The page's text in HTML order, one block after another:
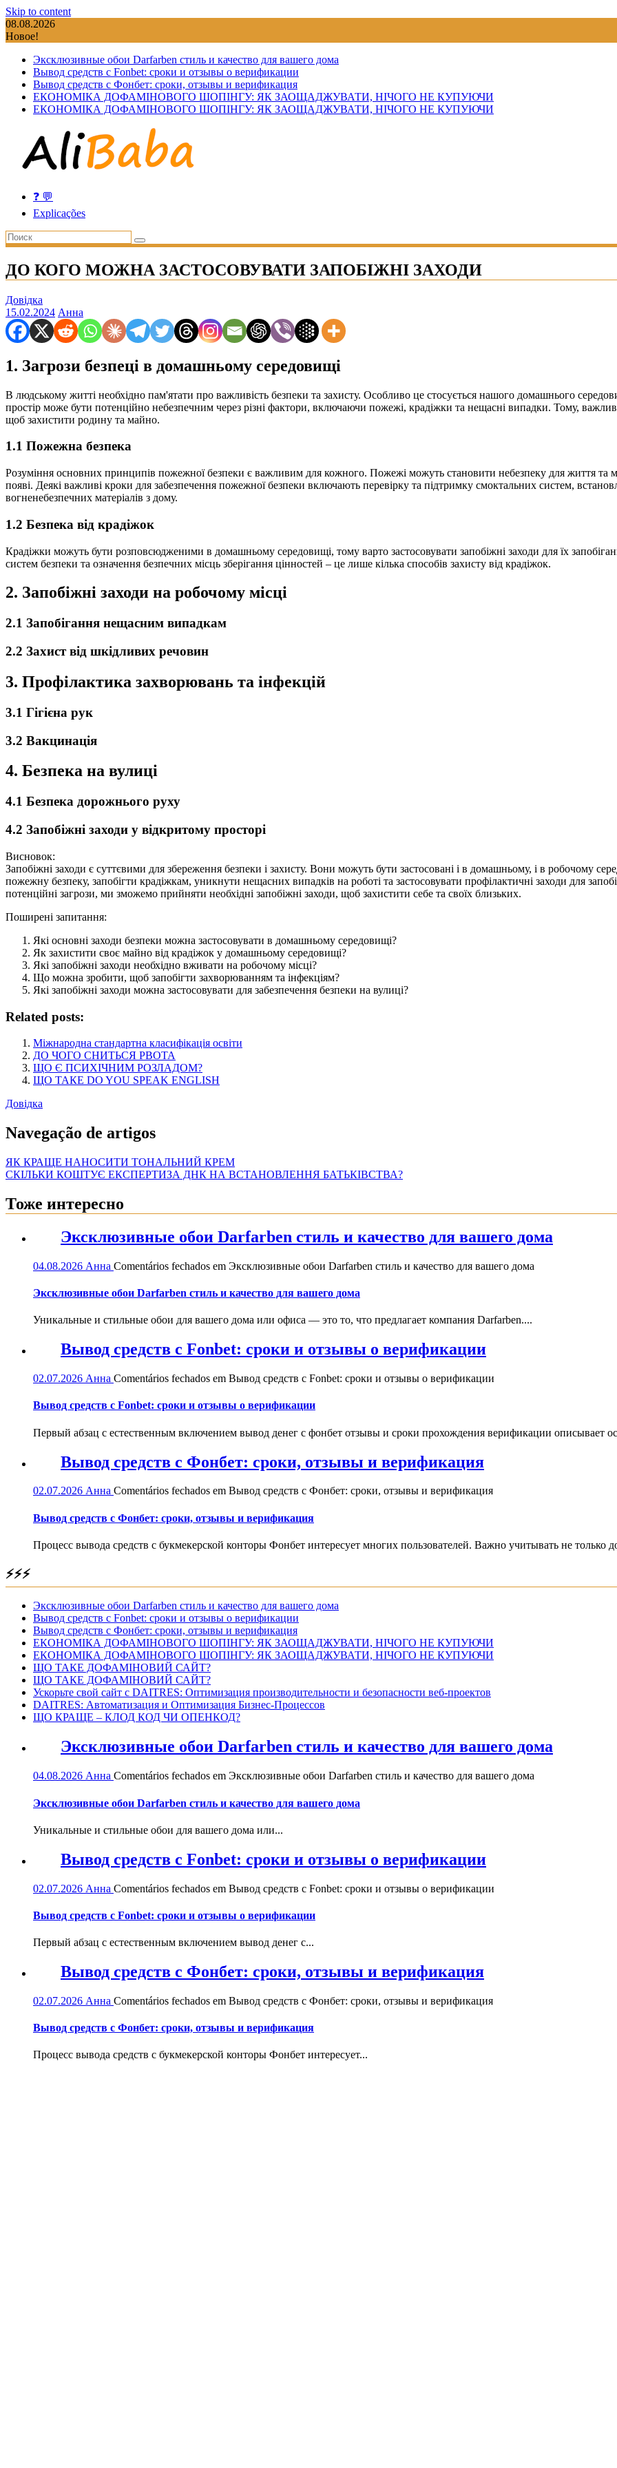
Skip to content
08.08.2026
Новое!
Эксклюзивные обои Darfarben стиль и качество для вашего дома
Вывод средств с Fonbet: сроки и отзывы о верификации
Вывод средств с Фонбет: сроки, отзывы и верификация
ЕКОНОМІКА ДОФАМІНОВОГО ШОПІНГУ: ЯК ЗАОЩАДЖУВАТИ, НІЧОГО НЕ КУПУЮЧИ
ЕКОНОМІКА ДОФАМІНОВОГО ШОПІНГУ: ЯК ЗАОЩАДЖУВАТИ, НІЧОГО НЕ КУПУЮЧИ
❓ 💬
Explicações
ДО КОГО МОЖНА ЗАСТОСОВУВАТИ ЗАПОБІЖНІ ЗАХОДИ
Довідка
15.02.2024 Анна
1. Загрози безпеці в домашньому середовищі
В людському житті необхідно пам'ятати про важливість безпеки та захисту. Особливо це стосується нашого домашнього
простір може бути потенційно небезпечним через різні фактори, включаючи пожежі, крадіжки та нещасні випадки. Тому,
щоб захистити родину та майно.
1.1 Пожежна безпека
Розуміння основних принципів пожежної безпеки є важливим для кожного. Пожежі можуть становити небезпеку для життя та
появі. Деякі важливі кроки для забезпечення пожежної безпеки включають перевірку та підтримку смоктальних систем,
вогненебезпечних матеріалів з дому.
1.2 Безпека від крадіжок
Крадіжки можуть бути розповсюдженими в домашньому середовищі, тому варто застосовувати запобіжні заходи для їх
систем безпеки та означення безпечних місць зберігання цінностей – це лише кілька способів захисту від крадіжок.
2. Запобіжні заходи на робочому місці
2.1 Запобігання нещасним випадкам
2.2 Захист від шкідливих речовин
3. Профілактика захворювань та інфекцій
3.1 Гігієна рук
3.2 Вакцинація
4. Безпека на вулиці
4.1 Безпека дорожнього руху
4.2 Запобіжні заходи у відкритому просторі
Висновок:
Запобіжні заходи є суттєвими для збереження безпеки і захисту. Вони можуть бути застосовані і в домашньому, і в робочому
пожежну безпеку, запобігти крадіжкам, уникнути нещасних випадків на роботі та застосовувати профілактичні заходи для
потенційні загрози, ми зможемо прийняти необхідні запобіжні заходи, щоб захистити себе та своїх близьких.
Поширені запитання:
Які основні заходи безпеки можна застосовувати в домашньому середовищі?
Як захистити своє майно від крадіжок у домашньому середовищі?
Які запобіжні заходи необхідно вживати на робочому місці?
Що можна зробити, щоб запобігти захворюванням та інфекціям?
Які запобіжні заходи можна застосовувати для забезпечення безпеки на вулиці?
Related posts:
Міжнародна стандартна класифікація освіти
ДО ЧОГО СНИТЬСЯ РВОТА
ЩО Є ПСИХІЧНИМ РОЗЛАДОМ?
ЩО ТАКЕ DO YOU SPEAK ENGLISH
Довідка
Navegação de artigos
ЯК КРАЩЕ НАНОСИТИ ТОНАЛЬНИЙ КРЕМ
СКІЛЬКИ КОШТУЄ ЕКСПЕРТИЗА ДНК НА ВСТАНОВЛЕННЯ БАТЬКІВСТВА?
Тоже интересно
Эксклюзивные обои Darfarben стиль и качество для вашего дома
04.08.2026 Анна Comentários fechados em Эксклюзивные обои Darfarben стиль и качество для вашего дома
Эксклюзивные обои Darfarben стиль и качество для вашего дома
Уникальные и стильные обои для вашего дома или офиса — это то, что предлагает компания Darfarben....
Вывод средств с Fonbet: сроки и отзывы о верификации
02.07.2026 Анна Comentários fechados em Вывод средств с Fonbet: сроки и отзывы о верификации
Вывод средств с Fonbet: сроки и отзывы о верификации
Первый абзац с естественным включением вывод денег с фонбет отзывы и сроки прохождения верификации описывает
Вывод средств с Фонбет: сроки, отзывы и верификация
02.07.2026 Анна Comentários fechados em Вывод средств с Фонбет: сроки, отзывы и верификация
Вывод средств с Фонбет: сроки, отзывы и верификация
Процесс вывода средств с букмекерской конторы Фонбет интересует многих пользователей. Важно учитывать не только
⚡⚡⚡
Эксклюзивные обои Darfarben стиль и качество для вашего дома
Вывод средств с Fonbet: сроки и отзывы о верификации
Вывод средств с Фонбет: сроки, отзывы и верификация
ЕКОНОМІКА ДОФАМІНОВОГО ШОПІНГУ: ЯК ЗАОЩАДЖУВАТИ, НІЧОГО НЕ КУПУЮЧИ
ЕКОНОМІКА ДОФАМІНОВОГО ШОПІНГУ: ЯК ЗАОЩАДЖУВАТИ, НІЧОГО НЕ КУПУЮЧИ
ЩО ТАКЕ ДОФАМІНОВИЙ САЙТ?
ЩО ТАКЕ ДОФАМІНОВИЙ САЙТ?
Ускорьте свой сайт с DAITRES: Оптимизация производительности и безопасности веб-проектов
DAITRES: Автоматизация и Оптимизация Бизнес-Процессов
ЩО КРАЩЕ – КЛОД КОД ЧИ ОПЕНКОД?
Эксклюзивные обои Darfarben стиль и качество для вашего дома
04.08.2026 Анна Comentários fechados em Эксклюзивные обои Darfarben стиль и качество для вашего дома
Эксклюзивные обои Darfarben стиль и качество для вашего дома
Уникальные и стильные обои для вашего дома или...
Вывод средств с Fonbet: сроки и отзывы о верификации
02.07.2026 Анна Comentários fechados em Вывод средств с Fonbet: сроки и отзывы о верификации
Вывод средств с Fonbet: сроки и отзывы о верификации
Первый абзац с естественным включением вывод денег с...
Вывод средств с Фонбет: сроки, отзывы и верификация
02.07.2026 Анна Comentários fechados em Вывод средств с Фонбет: сроки, отзывы и верификация
Вывод средств с Фонбет: сроки, отзывы и верификация
Процесс вывода средств с букмекерской конторы Фонбет интересует...